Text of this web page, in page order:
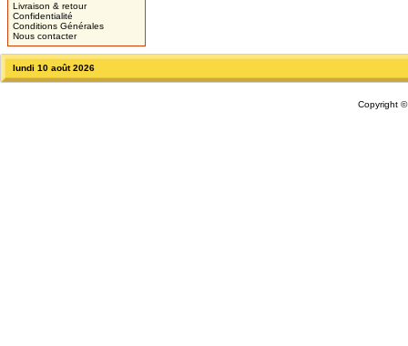
Livraison & retour
Confidentialité
Conditions Générales
Nous contacter
lundi 10 août 2026
Copyright